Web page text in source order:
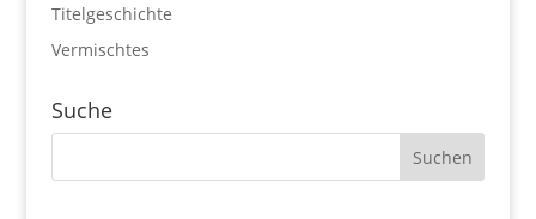
Titelgeschichte
Vermischtes
Suche